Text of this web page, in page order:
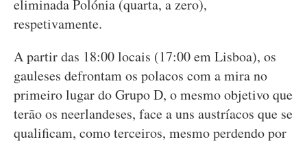
eliminada Polónia (quarta, a zero),
respetivamente.
A partir das 18:00 locais (17:00 em Lisboa), os
gauleses defrontam os polacos com a mira no
primeiro lugar do Grupo D, o mesmo objetivo que
terão os neerlandeses, face a uns austríacos que se
qualificam, como terceiros, mesmo perdendo por